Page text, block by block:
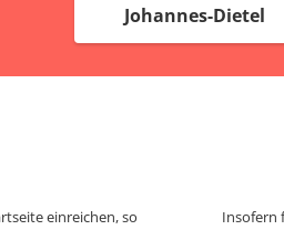
Johannes-Dietel
einreichen, so
Insofern